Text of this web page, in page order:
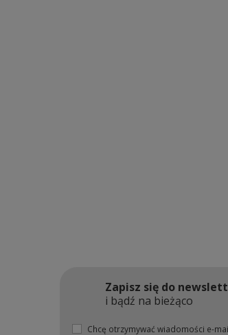
Zapisz się do
i bądź na bieżąco
Chcę otrzymywać wiadomości e-